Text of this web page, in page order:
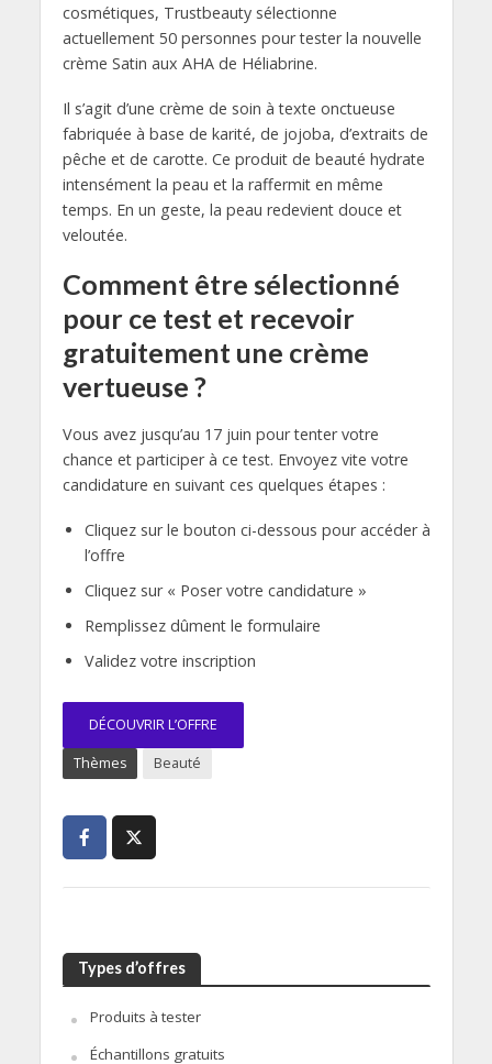
cosmétiques, Trustbeauty sélectionne
actuellement 50 personnes pour tester la nouvelle
crème Satin aux AHA de Héliabrine.
Il s’agit d’une crème de soin à texte onctueuse
fabriquée à base de karité, de jojoba, d’extraits de
pêche et de carotte. Ce produit de beauté hydrate
intensément la peau et la raffermit en même
temps. En un geste, la peau redevient douce et
veloutée.
Comment être sélectionné
pour ce test et recevoir
gratuitement une crème
vertueuse ?
Vous avez jusqu’au 17 juin pour tenter votre
chance et participer à ce test. Envoyez vite votre
candidature en suivant ces quelques étapes :
Cliquez sur le bouton ci-dessous pour accéder à
l’offre
Cliquez sur « Poser votre candidature »
Remplissez dûment le formulaire
Validez votre inscription
DÉCOUVRIR L’OFFRE
Thèmes Beauté
Types d’offres
Produits à tester
Échantillons gratuits